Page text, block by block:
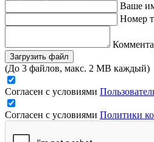
Ваше
Номер
Загрузить файл
(До 3 файлов, макс. 2 MB каждый)
Согласен с условиями
Согласен с условиями Политики